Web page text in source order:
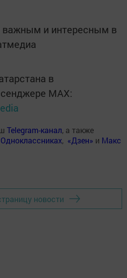
и интересным в
в
MАХ:
Telegram-канал, а также
Одноклассниках, «Дзен» и Макс
новости